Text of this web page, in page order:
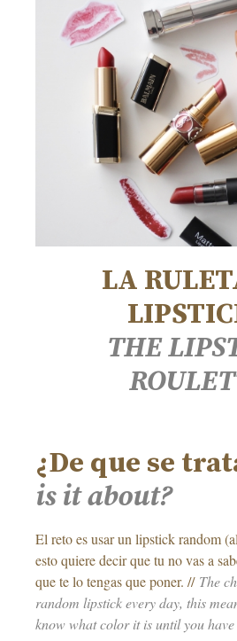
LA
THE
¿De que se
is it about?
El reto es usar un lipstick random
esto quiere decir que tu no vas a
que te lo tengas que poner. // The
random lipstick every day, this
know what color it is until you